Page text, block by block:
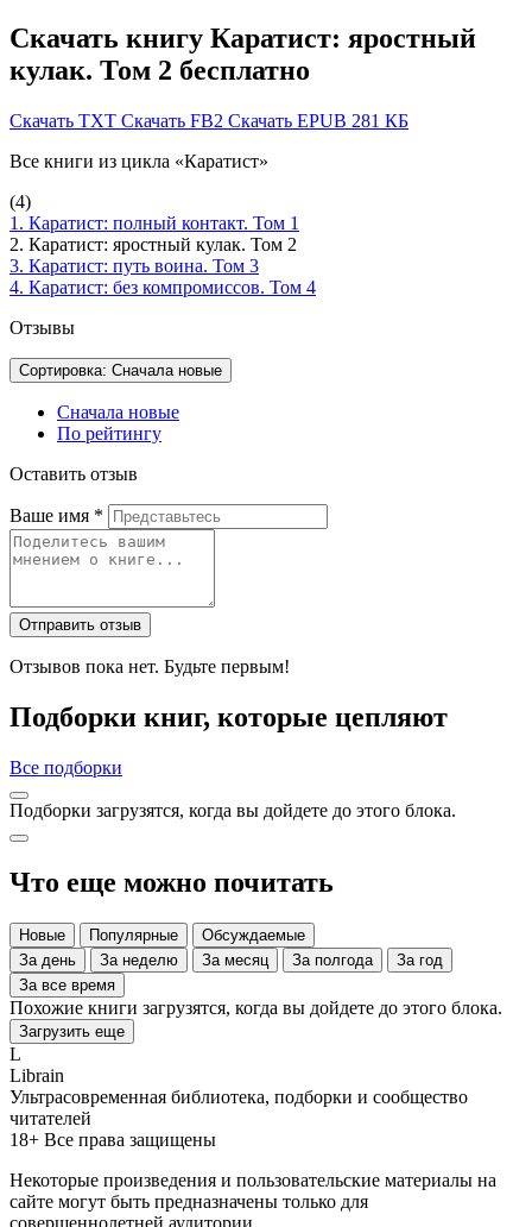
Скачать книгу Каратист: яростный
кулак. Том 2 бесплатно
Скачать TXT Скачать FB2 Скачать EPUB 281 КБ
Все книги из цикла «Каратист»
(4)
1. Каратист: полный контакт. Том 1
2. Каратист: яростный кулак. Том 2
3. Каратист: путь воина. Том 3
4. Каратист: без компромиссов. Том 4
Отзывы
Сортировка: Сначала новые
Сначала новые
По рейтингу
Оставить отзыв
Ваше имя *
Отправить отзыв
Отзывов пока нет. Будьте первым!
Подборки книг, которые цепляют
Все подборки
Подборки загрузятся, когда вы дойдете до этого блока.
Что еще можно почитать
Новые Популярные
Обсуждаемые
За день
За неделю За месяц За полгода
За год
За все время
Похожие книги загрузятся, когда вы дойдете до этого блока.
Загрузить еще
L
Librain
Ультрасовременная библиотека, подборки и сообщество
читателей
18+ Все права защищены
Некоторые произведения и пользовательские материалы на
сайте могут быть предназначены только для
совершеннолетней аудитории.